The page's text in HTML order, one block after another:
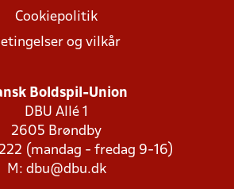
Cookiepolitik
og vilkår
Boldspil-Union
DBU Allé 1
2605 Brøndby
(mandag - fredag 9-16)
M: dbu@dbu.dk